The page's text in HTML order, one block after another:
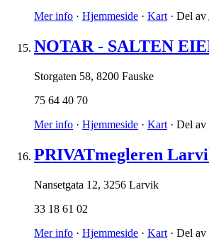
Mer info · Hjemmeside · Kart · Del av
NOTAR - SALTEN
Storgaten 58, 8200 Fauske
75 64 40 70
Mer info · Hjemmeside · Kart · Del av
PRIVATmegleren
Nansetgata 12, 3256 Larvik
33 18 61 02
Mer info · Hjemmeside · Kart · Del av